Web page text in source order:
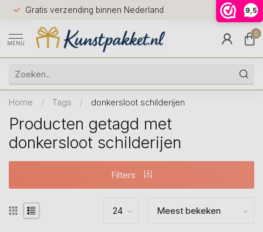
9,5
Gratis verzending binnen Nederland
Voor
huis
9.5
MENU
0
Home / Tags / donkersloot schilderijen
Producten getagd met
donkersloot schilderijen
Filters